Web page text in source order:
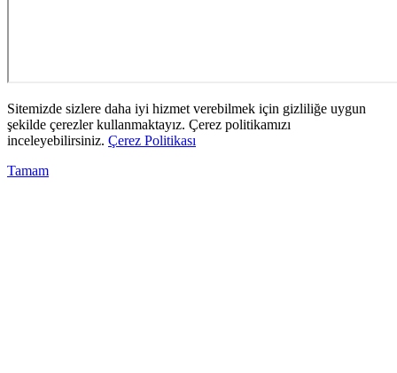
Sitemizde sizlere daha iyi hizmet verebilmek için gizliliğe uygun
şekilde çerezler kullanmaktayız. Çerez politikamızı
inceleyebilirsiniz. Çerez Politikası
Tamam